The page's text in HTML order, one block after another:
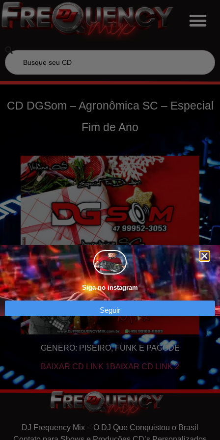
CD DGSom – Agronômica SC – Especial
Fim de Ano
GENERO: PISEIRO, FUNK E PAGODE
BAIXAR CD LINK 1 BAIXAR CD LINK 2
DJ Frequency Mix – O DJ Que Conquistou o Brasil
Siga no instagram
Seguir